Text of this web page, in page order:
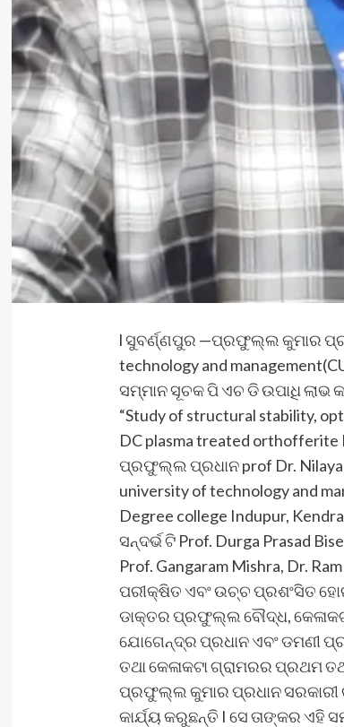
l ସୁବର୍ଣ୍ଣପୁର —ପ୍ରଫୁଲ୍ଲ କୁମାର
technology and
ସମ୍ମାନ ସୂଚକ ପି ଏଚ ଡି ଉପାଧି
“Study of structural stability,
DC plasma treated orthofferite
ପ୍ରଫୁଲ୍ଲ ପ୍ରଧାନ prof Dr. Nilaya
university of technology and
Degree college Indupur,
ସନ୍ଦର୍ଭ ଟି Prof. Durga Prasad
Prof. Gangaram Mishra, Dr.
ପରୀକ୍ଷିତ ଏବଂ ଉଚ୍ଚ ପ୍ରଶଂସିତ
ଡାକ୍ତର ପ୍ରଫୁଲ୍ଲ ବୌଦ୍ଧ,
ଯୋଗେନ୍ଦ୍ର ପ୍ରଧାନ ଏବଂ ଡମଣୀ
ତଥା କେଳାକଟା ଗ୍ରାମରର ପ୍ରଥମ
ପ୍ରଫୁଲ୍ଲ କୁମାର ପ୍ରଧାନ ସରକାରୀ
କାର୍ଯ୍ୟ କରୁଛନ୍ତି I ସେ ତାଙ୍କର ଏହି